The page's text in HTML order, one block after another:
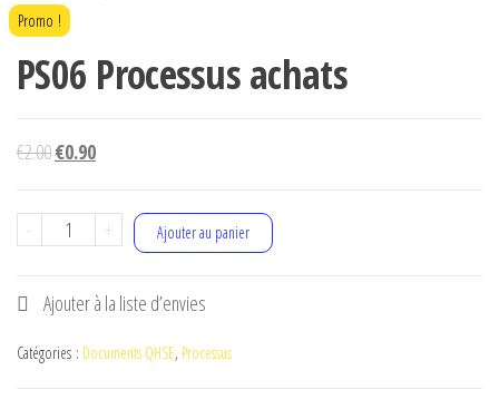
Promo !
PS06 Processus achats
€2.00Le
initial
était :
€0.90Le
actuel
est :
-
quantité
PS06
Processus
achats
+ Ajouter au panier
Ajouter à la liste d’envies
Catégories : Documents QHSE, Processus